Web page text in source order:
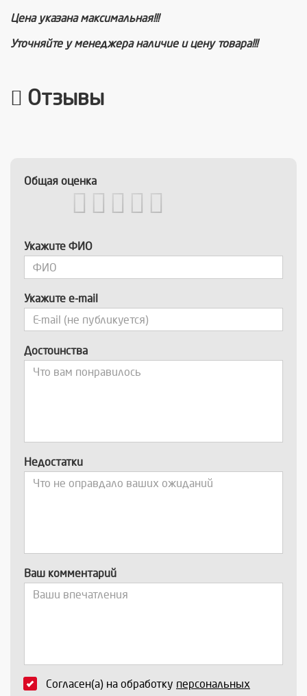
Цена указана максимальная!!!
Уточняйте у менеджера наличие и цену товара!!!
Отзывы
Общая оценка
Укажите ФИО
Укажите e-mail
Достоинства
Недостатки
Ваш комментарий
Согласен(а) на обработку персональных